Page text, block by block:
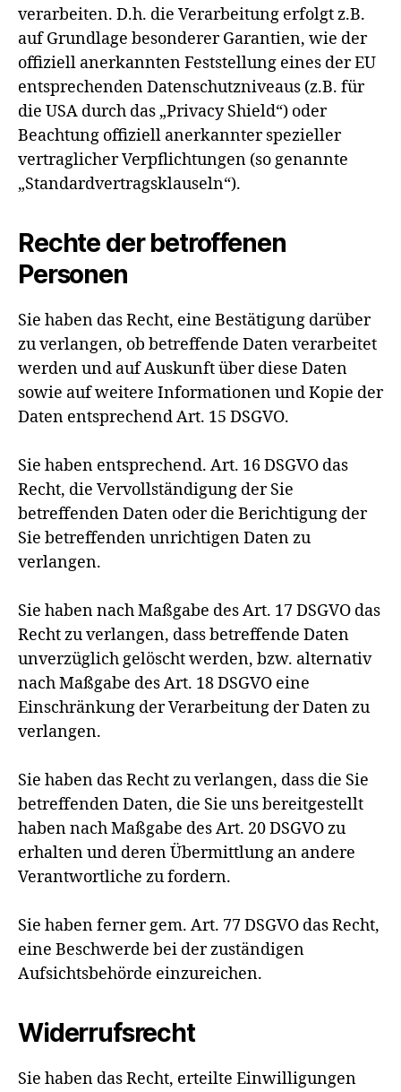
verarbeiten. D.h. die Verarbeitung erfolgt z.B.
auf Grundlage besonderer Garantien, wie der
offiziell anerkannten Feststellung eines der EU
entsprechenden Datenschutzniveaus (z.B. für
die USA durch das „Privacy Shield“) oder
Beachtung offiziell anerkannter spezieller
vertraglicher Verpflichtungen (so genannte
„Standardvertragsklauseln“).
Rechte der betroffenen
Personen
Sie haben das Recht, eine Bestätigung darüber
zu verlangen, ob betreffende Daten verarbeitet
werden und auf Auskunft über diese Daten
sowie auf weitere Informationen und Kopie der
Daten entsprechend Art. 15 DSGVO.
Sie haben entsprechend. Art. 16 DSGVO das
Recht, die Vervollständigung der Sie
betreffenden Daten oder die Berichtigung der
Sie betreffenden unrichtigen Daten zu
verlangen.
Sie haben nach Maßgabe des Art. 17 DSGVO das
Recht zu verlangen, dass betreffende Daten
unverzüglich gelöscht werden, bzw. alternativ
nach Maßgabe des Art. 18 DSGVO eine
Einschränkung der Verarbeitung der Daten zu
verlangen.
Sie haben das Recht zu verlangen, dass die Sie
betreffenden Daten, die Sie uns bereitgestellt
haben nach Maßgabe des Art. 20 DSGVO zu
erhalten und deren Übermittlung an andere
Verantwortliche zu fordern.
Sie haben ferner gem. Art. 77 DSGVO das Recht,
eine Beschwerde bei der zuständigen
Aufsichtsbehörde einzureichen.
Widerrufsrecht
Sie haben das Recht, erteilte Einwilligungen